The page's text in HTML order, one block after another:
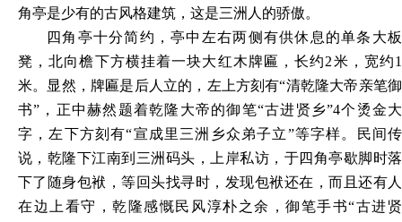
角亭是少有的古风格建筑，这是三洲人的骄傲。
四角亭十分简约，亭中左右两侧有供休息的单条大板
凳，北向檐下方横挂着一块大红木牌匾，长约2米，宽约1
米。显然，牌匾是后人立的，左上方刻有“清乾隆大帝亲笔御
书”，正中赫然题着乾隆大帝的御笔“古进贤乡”4个烫金大
字，左下方刻有“宣成里三洲乡众弟子立”等字样。民间传
说，乾隆下江南到三洲码头，上岸私访，于四角亭歇脚时落
下了随身包袱，等回头找寻时，发现包袱还在，而且还有人
在边上看守，乾隆感慨民风淳朴之余，御笔手书“古进贤